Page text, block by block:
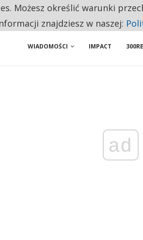
PRZEZNACZAJĄ NA PODSTAWOWE
WIADOMOŚCI IMPACT
ad
Możesz określić warunki
znajdziesz w naszej: